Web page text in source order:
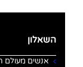
השאלון
אנשים מעולם